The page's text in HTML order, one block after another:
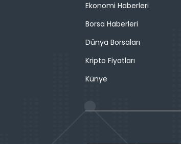
Ekonomi Haberleri
Borsa Haberleri
Dünya Borsaları
Kripto Fiyatları
Künye